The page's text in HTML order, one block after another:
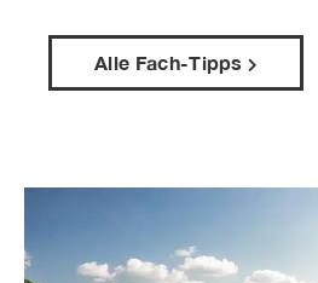
Alle Fach-Tipps